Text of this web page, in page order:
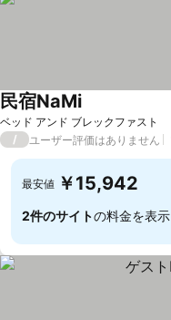
ベッド アンド ブレックファスト
民宿NaMi
/ ユーザー評価はありません
最安値 ￥15,942
2件のサイトの料金を表示